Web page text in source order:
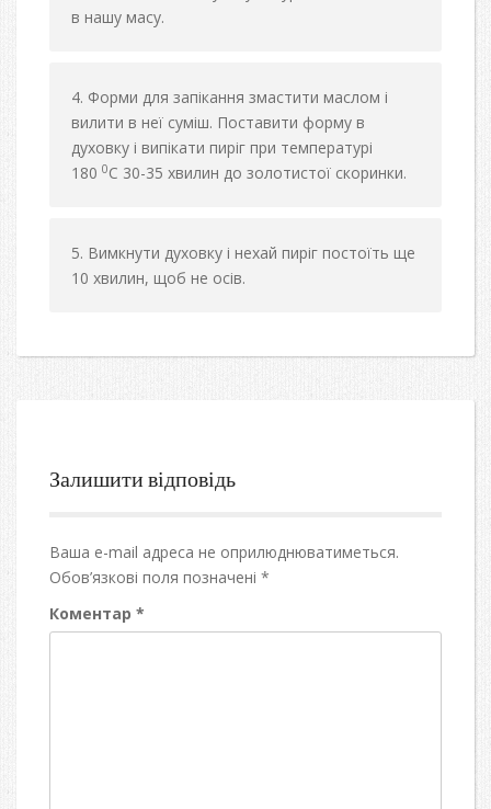
в нашу масу.
Форми для запікання змастити маслом і
вилити в неї суміш. Поставити форму в
духовку і випікати пиріг при температурі
180 0С 30-35 хвилин до золотистої скоринки.
Вимкнути духовку і нехай пиріг постоїть ще
10 хвилин, щоб не осів.
Залишити відповідь
Ваша e-mail адреса не оприлюднюватиметься.
Обов’язкові поля позначені *
Коментар *